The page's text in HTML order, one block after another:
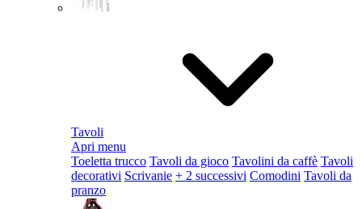
Tavoli
Apri menu
Toeletta trucco Tavoli da gioco Tavolini da caffè Tavoli
decorativi Scrivanie + 2 successivi Comodini Tavoli da
pranzo